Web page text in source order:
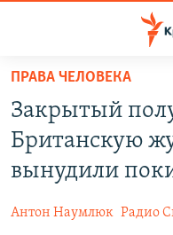
Вернуться
основному
содержанию
Вернутся
главной
навигации
СПЕЦПРОЕКТЫ
11 ЛЕТ ОККУПАЦИИ
ВОДА
ЕЩЕ
ПРАВА ЧЕЛОВЕКА
Закрытый
Британскую
вынудили
Антон Наумлюк Радио